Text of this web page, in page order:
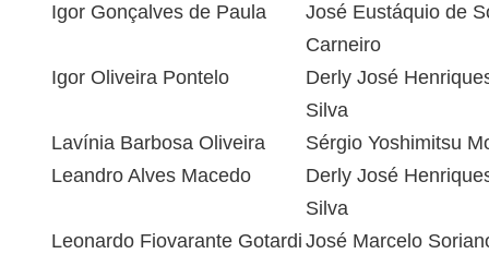
Igor Gonçalves de Paula
José Eustáquio de
Carneiro
Igor Oliveira Pontelo
Derly José
Silva
Lavínia Barbosa Oliveira
Sérgio Yoshimitsu
Leandro Alves Macedo
Derly José
Silva
Leonardo Fiovarante Gotardi José Marcelo